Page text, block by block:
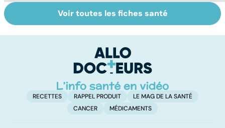
Le TDAH, un
trouble de
hyperactivité
Comment
maîtriser le
Voir toutes les fiches santé
RECETTES RAPPEL PRODUIT
LE MAG DE LA SANTÉ
CANCER
MÉDICAMENTS